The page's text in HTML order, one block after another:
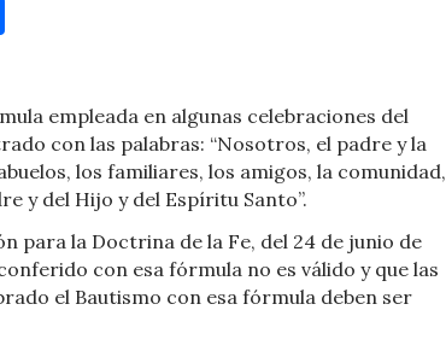
empleada en algunas celebraciones del
con las palabras: “Nosotros, el padre y la
los familiares, los amigos, la comunidad,
y del Hijo y del Espíritu Santo”.
para la Doctrina de la Fe, del 24 de junio de
con esa fórmula no es válido y que las
el Bautismo con esa fórmula deben ser